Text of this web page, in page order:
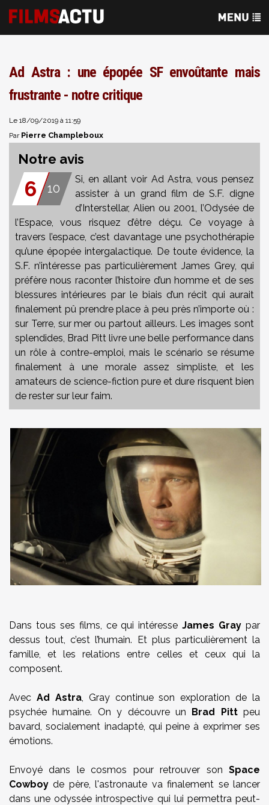
Ad Astra : une épopée SF envoûtante mais
frustrante - notre critique
Le 18/09/2019 à 11:59
Par Pierre Champleboux
Notre avis
6 10
Si, en allant voir Ad Astra, vous pensez
assister à un grand film de S.F. digne
d’Interstellar, Alien ou 2001, l’Odysée de
l’Espace, vous risquez d’être déçu. Ce voyage à
travers l’espace, c’est davantage une psychothérapie
qu’une épopée intergalactique. De toute évidence, la
S.F. n’intéresse pas particulièrement James Grey, qui
préfère nous raconter l’histoire d’un homme et de ses
blessures intérieures par le biais d’un récit qui aurait
finalement pû prendre place à peu près n’importe où :
sur Terre, sur mer ou partout ailleurs. Les images sont
splendides, Brad Pitt livre une belle performance dans
un rôle à contre-emploi, mais le scénario se résume
finalement à une morale assez simpliste, et les
amateurs de science-fiction pure et dure risquent bien
de rester sur leur faim.
Dans tous ses films, ce qui intéresseJames Gray par
dessus tout, c’est l’humain. Et plus particulièrement la
famille, et les relations entre celles et ceux qui la
composent.
Avec Ad Astra, Gray continue son exploration de la
psychée humaine. On y découvre un Brad Pittpeu
bavard, socialement inadapté, qui peine à exprimer ses
émotions.
Envoyé dans le cosmos pour retrouver son Space
Cowboy de père, l'astronaute va finalement se lancer
dans une odyssée introspective qui lui permettra peut-